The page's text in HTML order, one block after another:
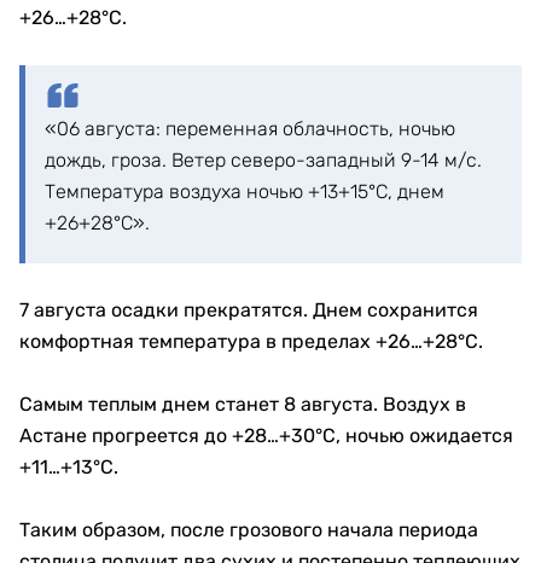
+26…+28°C.
«06 августа: переменная облачность, ночью
дождь, гроза. Ветер северо-западный 9-14 м/с.
Температура воздуха ночью +13+15°С, днем
+26+28°С».
7 августа осадки прекратятся. Днем сохранится
комфортная температура в пределах +26…+28°C.
Самым теплым днем станет 8 августа. Воздух в
Астане прогреется до +28…+30°C, ночью ожидается
+11…+13°C.
Таким образом, после грозового начала периода